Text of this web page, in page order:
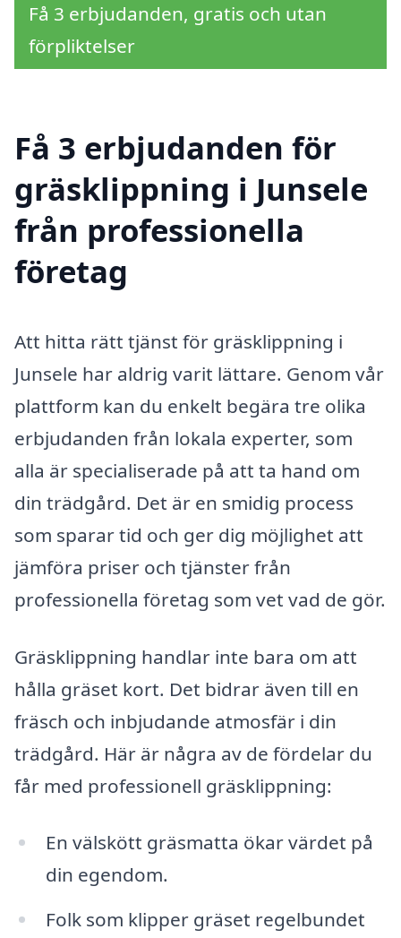
Få 3 erbjudanden, gratis och utan
förpliktelser
Få 3 erbjudanden för
gräsklippning i Junsele
från professionella
företag
Att hitta rätt tjänst för gräsklippning i
Junsele har aldrig varit lättare. Genom vår
plattform kan du enkelt begära tre olika
erbjudanden från lokala experter, som
alla är specialiserade på att ta hand om
din trädgård. Det är en smidig process
som sparar tid och ger dig möjlighet att
jämföra priser och tjänster från
professionella företag som vet vad de gör.
Gräsklippning handlar inte bara om att
hålla gräset kort. Det bidrar även till en
fräsch och inbjudande atmosfär i din
trädgård. Här är några av de fördelar du
får med professionell gräsklippning:
En välskött gräsmatta ökar värdet på
din egendom.
Folk som klipper gräset regelbundet